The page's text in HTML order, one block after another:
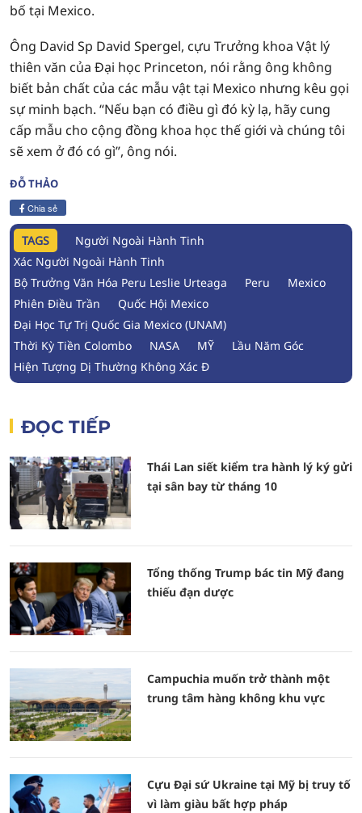
bố tại Mexico.
Ông David Sp David Spergel, cựu Trưởng khoa Vật lý
thiên văn của Đại học Princeton, nói rằng ông không
biết bản chất của các mẫu vật tại Mexico nhưng kêu gọi
sự minh bạch. “Nếu bạn có điều gì đó kỳ lạ, hãy cung
cấp mẫu cho cộng đồng khoa học thế giới và chúng tôi
sẽ xem ở đó có gì”, ông nói.
ĐỖ THẢO
Chia sẻ
TAGS
Người Ngoài Hành Tinh
Xác Người Ngoài Hành Tinh
Bộ Trưởng Văn Hóa Peru Leslie Urteaga
Peru
Mexico
Phiên Điều Trần
Quốc Hội Mexico
Đại Học Tự Trị Quốc Gia Mexico (UNAM)
Thời Kỳ Tiền Colombo
NASA MỸ
Lầu Năm Góc
Hiện Tượng Dị Thường Không Xác Đ
ĐỌC TIẾP
Thái Lan siết kiểm tra hành lý ký gửi
tại sân bay từ tháng 10
Tổng thống Trump bác tin Mỹ đang
thiếu đạn dược
Campuchia muốn trở thành một
trung tâm hàng không khu vực
Cựu Đại sứ Ukraine tại Mỹ bị truy tố
vì làm giàu bất hợp pháp